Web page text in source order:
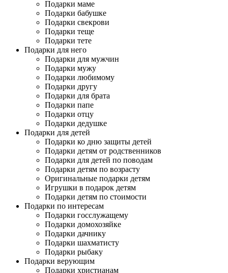
Подарки маме
Подарки бабушке
Подарки свекрови
Подарки теще
Подарки тете
Подарки для него
Подарки для мужчин
Подарки мужу
Подарки любимому
Подарки другу
Подарки для брата
Подарки папе
Подарки отцу
Подарки дедушке
Подарки для детей
Подарки ко дню защиты детей
Подарки детям от родственников
Подарки для детей по поводам
Подарки детям по возрасту
Оригинальные подарки детям
Игрушки в подарок детям
Подарки детям по стоимости
Подарки по интересам
Подарки госслужащему
Подарки домохозяйке
Подарки дачнику
Подарки шахматисту
Подарки рыбаку
Подарки верующим
Подарки христианам